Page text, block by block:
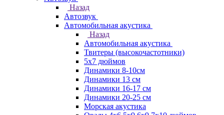
Назад
Автозвук
Автомобильная акустика
Назад
Автомобильная акустика
Твитеры (высокочастотники)
5x7 дюймов
Динамики 8-10см
Динамики 13 см
Динамики 16-17 см
Динамики 20-25 см
Морская акустика